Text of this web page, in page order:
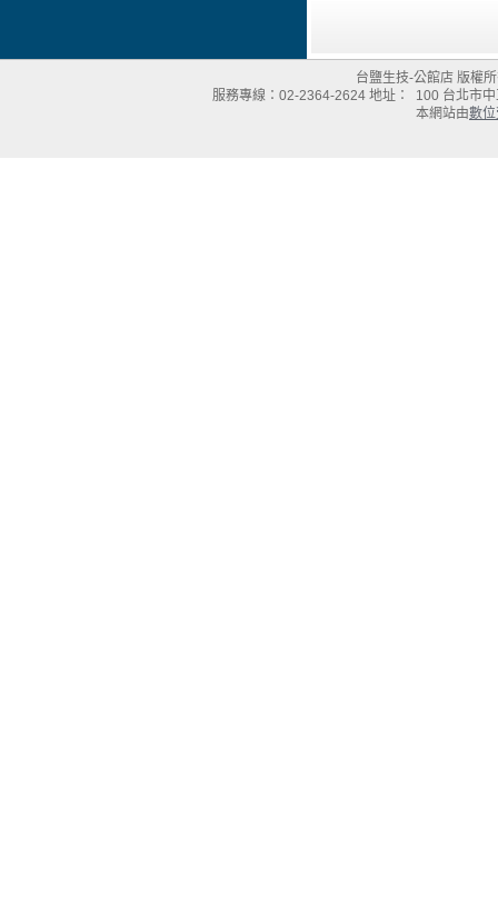
台鹽生技-公館店 版權
服務專線：02-2364-2624 地址： 100 台北市
本網站由數